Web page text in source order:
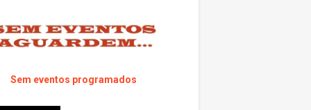
Sem eventos programados